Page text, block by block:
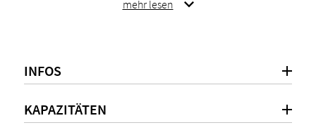
Spannende Rahmenprogramme, sowie eine regional
und saisonal geprägte Gastronomie runden den
Nachhaltigkeits-Zertifikate und Auszeichnungen:
mehr lesen
INFOS
KAPAZITÄTEN